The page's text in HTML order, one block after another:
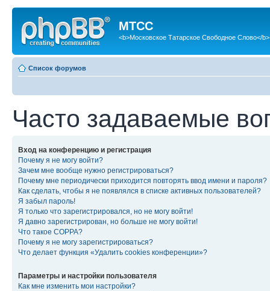
МТСС
<b>Московское Татарское Свободное Слово</b>
Список форумов
Часто задаваемые
Вход на конференцию и регистрация
Почему я не могу войти?
Зачем мне вообще нужно регистрироваться?
Почему мне периодически приходится повторять ввод имени и пароля?
Как сделать, чтобы я не появлялся в списке активных пользователей?
Я забыл пароль!
Я только что зарегистрировался, но не могу войти!
Я давно зарегистрирован, но больше не могу войти!
Что такое COPPA?
Почему я не могу зарегистрироваться?
Что делает функция «Удалить cookies конференции»?
Параметры и настройки пользователя
Как мне изменить мои настройки?